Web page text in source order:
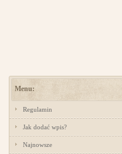
Menu:
Regulamin
Jak dodać wpis?
Najnowsze